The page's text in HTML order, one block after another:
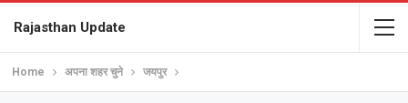
Rajasthan Update
Home अपना शहर चुने जयपुर